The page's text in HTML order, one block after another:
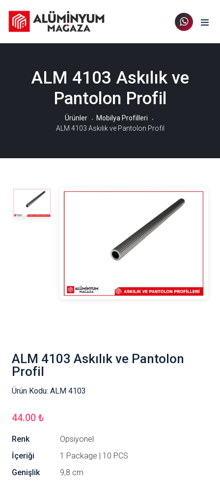
ALM 4103 Askılık ve
Pantolon Profil
Ürünler
Mobilya Profilleri
ALM 4103 Askılık ve Pantolon Profil
ALM 4103 Askılık ve Pantolon
Profil
Ürün Kodu: ALM 4103
44.00 ₺
Renk
Opsiyonel
İçeriği
1 Package | 10 PCS
Genişlik
9,8 cm